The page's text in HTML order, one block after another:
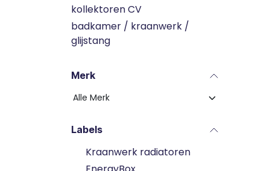
kollektoren CV
badkamer / kraanwerk /
glijstang
Merk
Labels
Kraanwerk radiatoren